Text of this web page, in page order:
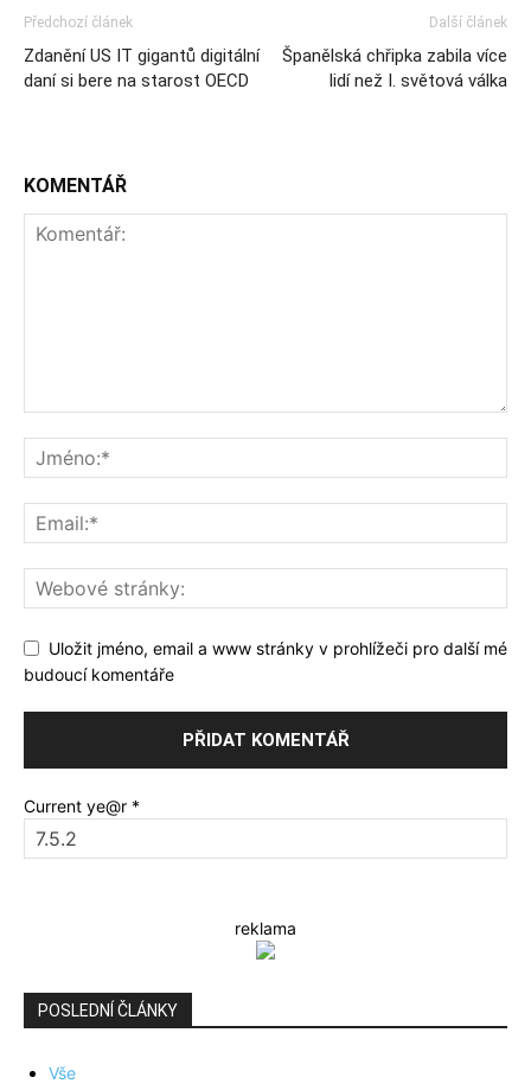
Předchozí článek
Zdanění US IT gigantů digitální
daní si bere na starost OECD
Další článek
Španělská chřipka zabila více
lidí než I. světová válka
KOMENTÁŘ
Uložit jméno, email a www stránky v prohlížeči pro další mé
budoucí komentáře
Current ye@r *
reklama
POSLEDNÍ ČLÁNKY
Vše